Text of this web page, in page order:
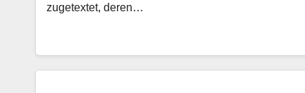
zugetextet, deren…